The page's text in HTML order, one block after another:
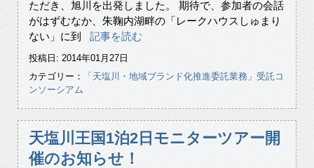
ただき、旭川を出発しました。 期待で、参加者の会話
がはずむなか、朱鞠内湖畔の「レークハウスしゅまり
ない」に到
記事を読む
投稿日: 2014年01月27日
カテゴリー：
「天塩川・地域ブランド化推進委託業務」受託コ
ンソーシアム
天塩川王国1泊2日モニターツアー開
催のお知らせ！